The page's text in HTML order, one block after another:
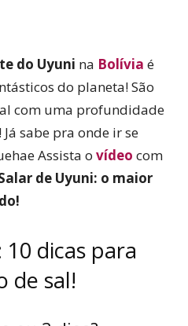
do Uyuni na Bolívia é
do planeta! São
com uma profundidade
sabe pra onde ir se
Assista o vídeo com
de Uyuni: o maior
10 dicas para
de sal!